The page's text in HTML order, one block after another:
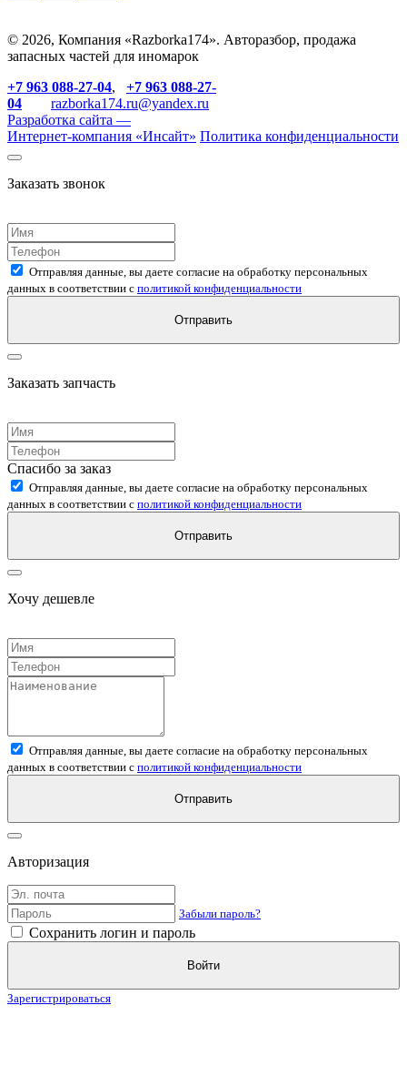
© 2026, Компания «Razborka174». Авторазбор, продажа
запасных частей для иномарок
+7 963 088-27-04, +7 963 088-27-
04
razborka174.ru@yandex.ru
Разработка сайта —
Интернет-компания «Инсайт» Политика конфиденциальности
Заказать звонок
Отправляя данные, вы даете согласие на обработку персональных
данных в соответствии с политикой конфиденциальности
Отправить
Заказать запчасть
Спасибо за заказ
Отправляя данные, вы даете согласие на обработку персональных
данных в соответствии с политикой конфиденциальности
Отправить
Хочу дешевле
Отправляя данные, вы даете согласие на обработку персональных
данных в соответствии с политикой конфиденциальности
Отправить
Авторизация
Забыли пароль?
Сохранить логин и пароль
Войти
Зарегистрироваться